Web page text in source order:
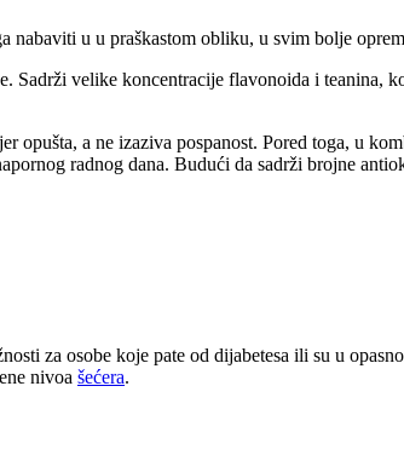
u u praškastom obliku, u svim bolje
Sadrži velike koncentracije flavonoida i teanina,
opušta, a ne izaziva pospanost. Pored toga, u
radnog dana. Budući da sadrži brojne
za osobe koje pate od dijabetesa ili su u
nivoa šećera.